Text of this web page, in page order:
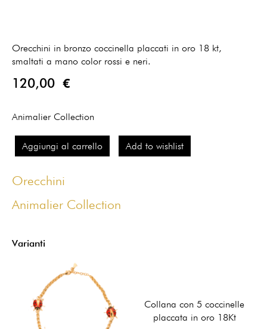
Orecchini in bronzo coccinella placcati in oro 18 kt,
smaltati a mano color rossi e neri.
120,00 €
Animalier Collection
Aggiungi al carrello Add to wishlist
Orecchini
Animalier Collection
Varianti
Collana con 5 coccinelle
placcata in oro 18Kt